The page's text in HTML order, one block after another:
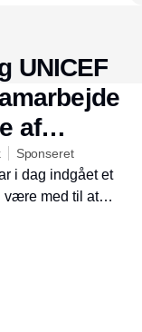
UNICEF
af
blandt
Sponseret
i dag indgået et
være med til at